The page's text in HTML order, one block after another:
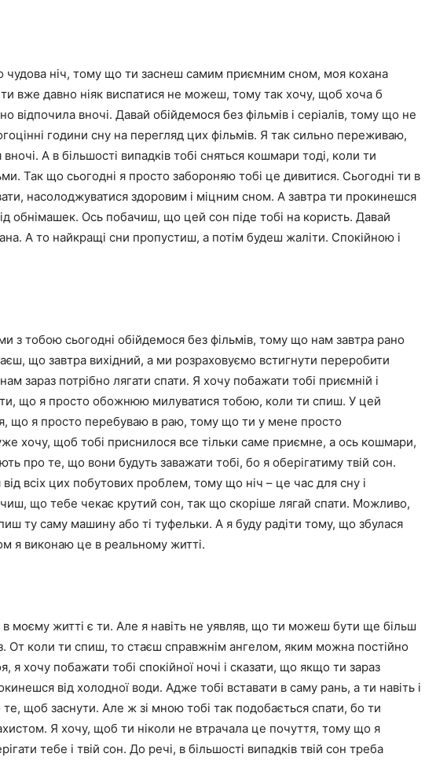
чудова ніч, тому що ти заснеш самим приємним сном, моя кохана
вже давно ніяк виспатися не можеш, тому так хочу, щоб хоча б
відпочила вночі. Давай обійдемося без фільмів і серіалів, тому що не
години сну на перегляд цих фільмів. Я так сильно переживаю,
А в більшості випадків тобі сняться кошмари тоді, коли ти
Так що сьогодні я просто забороняю тобі це дивитися. Сьогодні ти в
насолоджуватися здоровим і міцним сном. А завтра ти прокинешся
обнімашек. Ось побачиш, що цей сон піде тобі на користь. Давай
А то найкращі сни пропустиш, а потім будеш жаліти. Спокійною і
з тобою сьогодні обійдемося без фільмів, тому що нам завтра рано
що завтра вихідний, а ми розраховуємо встигнути переробити
зараз потрібно лягати спати. Я хочу побажати тобі приємній і
що я просто обожнюю милуватися тобою, коли ти спиш. У цей
що я просто перебуваю в раю, тому що ти у мене просто
хочу, щоб тобі приснилося все тільки саме приємне, а ось кошмари,
про те, що вони будуть заважати тобі, бо я оберігатиму твій сон.
всіх цих побутових проблем, тому що ніч – це час для сну і
що тебе чекає крутий сон, так що скоріше лягай спати. Можливо,
ту саму машину або ті туфельки. А я буду радіти тому, що збулася
я виконаю це в реальному житті.
моєму житті є ти. Але я навіть не уявляв, що ти можеш бути ще більш
От коли ти спиш, то стаєш справжнім ангелом, яким можна постійно
я хочу побажати тобі спокійної ночі і сказати, що якщо ти зараз
від холодної води. Адже тобі вставати в саму рань, а ти навіть і
щоб заснути. Але ж зі мною тобі так подобається спати, бо ти
Я хочу, щоб ти ніколи не втрачала це почуття, тому що я
тебе і твій сон. До речі, в більшості випадків твій сон треба